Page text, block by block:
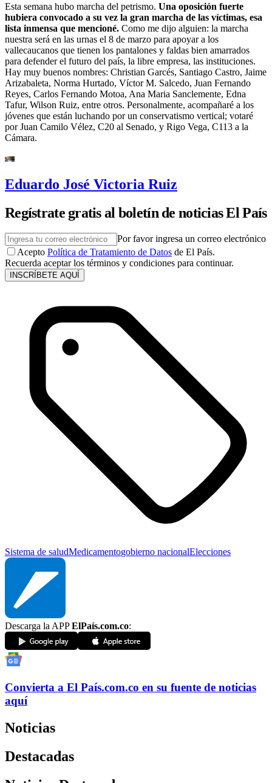
Esta semana hubo marcha del petrismo. Una oposición fuerte
hubiera convocado a su vez la gran marcha de las víctimas, esa
lista inmensa que mencioné. Como me dijo alguien: la marcha
nuestra será en las urnas el 8 de marzo para apoyar a los
vallecaucanos que tienen los pantalones y faldas bien amarrados
para defender el futuro del país, la libre empresa, las instituciones.
Hay muy buenos nombres: Christian Garcés, Santiago Castro, Jaime
Arizabaleta, Norma Hurtado, Víctor M. Salcedo, Juan Fernando
Reyes, Carlos Fernando Motoa, Ana Maria Sanclemente, Edna
Tafur, Wilson Ruiz, entre otros. Personalmente, acompañaré a los
jóvenes que están luchando por un conservatismo vertical; votaré
por Juan Camilo Vélez, C20 al Senado, y Rigo Vega, C113 a la
Cámara.
Eduardo José Victoria Ruiz
Regístrate gratis al boletín de noticias El País
Por favor ingresa un correo electrónico
Acepto Política de Tratamiento de Datos de El País.
Recuerda aceptar los términos y condiciones para continuar.
INSCRÍBETE AQUÍ
Sistema de saludMedicamentogobierno nacionalElecciones
Descarga la APPElPaís.com.co:
Convierta a El País.com.co en su fuente de noticias
aquí
Noticias
Destacadas